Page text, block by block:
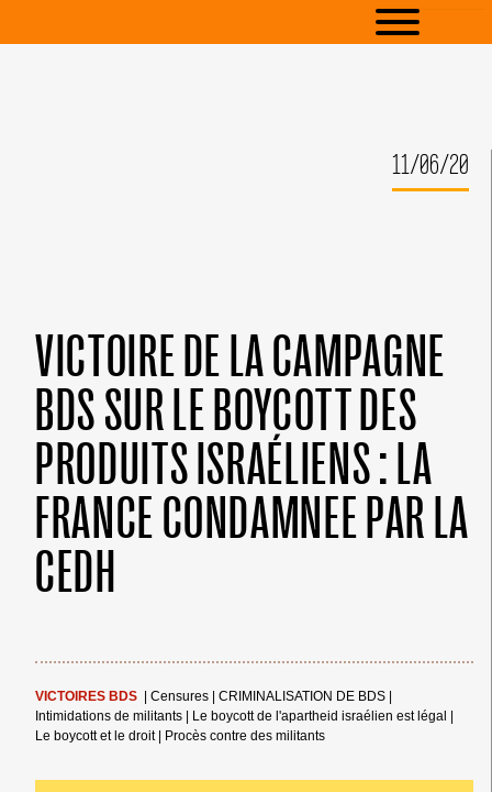
11/06/20
VICTOIRE DE LA CAMPAGNE
BDS SUR LE BOYCOTT DES
PRODUITS ISRAÉLIENS : LA
FRANCE CONDAMNEE PAR LA
CEDH
VICTOIRES BDS Censures CRIMINALISATION DE BDS
Intimidations de militants
Le boycott de l'apartheid israélien est légal
Le boycott et le droit| Procès contre des militants